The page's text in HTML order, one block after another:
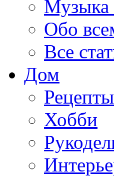
Музыка
Обо
Все
Дом
Рецепты
Хобби